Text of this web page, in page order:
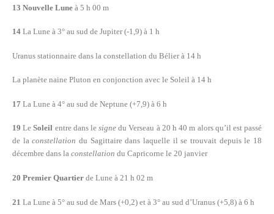
13 Nouvelle Lune à 5 h 00 m
14 La Lune à 3° au sud de Jupiter (-1,9) à 1 h
Uranus stationnaire dans la constellation du Bélier à 14 h
La planète naine Pluton en conjonction avec le Soleil à 14 h
17 La Lune à 4° au sud de Neptune (+7,9) à 6 h
19LeSoleil entre dans lesigne du Verseau à 20 h 40 m alors qu’il est passé
de laconstellation du Sagittaire dans laquelle il se trouvait depuis le 18
décembre dans la constellation du Capricorne le 20 janvier
20 Premier Quartier de Lune à 21 h 02 m
21 La Lune à 5° au sud de Mars (+0,2) et à 3° au sud d’Uranus (+5,8) à 6 h